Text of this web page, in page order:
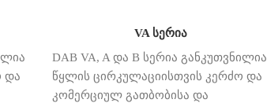
და
VA სერია
DAB VA, A და B სერია განკუთვნილია
წყლის ცირკულაციისთვის კერძო და
კომერციულ გათბობისა და